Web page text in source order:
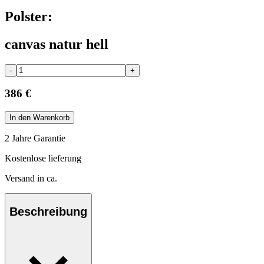
Polster:
canvas natur hell
- +
386 €
In den Warenkorb
2 Jahre Garantie
Kostenlose lieferung
Versand in ca.
Beschreibung